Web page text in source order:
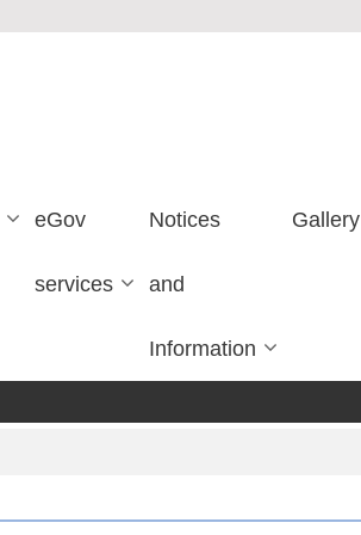
eGov
services
Notices
and
Information
Gallery